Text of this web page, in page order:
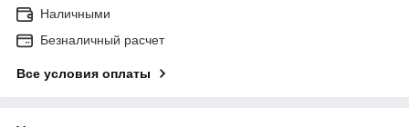
Наличными
Безналичный расчет
Все условия оплаты